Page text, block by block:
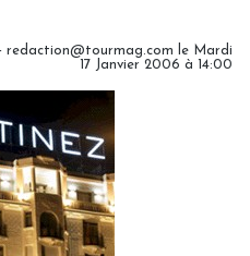
redaction@tourmag.com le Mardi
17 Janvier 2006 à 14:00